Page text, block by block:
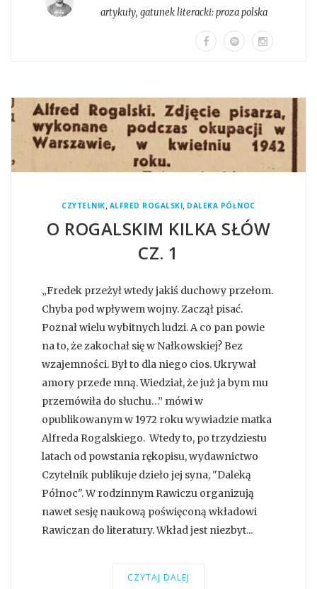
artykuły, gatunek literacki:proza polska
CZYTELNIK, ALFRED ROGALSKI, DALEKA PÓŁNOC
O ROGALSKIM KILKA SŁÓW
CZ. 1
„Fredek przeżył wtedy jakiś duchowy przełom.
Chyba pod wpływem wojny. Zaczął pisać.
Poznał wielu wybitnych ludzi. A co pan powie
na to, że zakochał się w Nałkowskiej? Bez
wzajemności. Był to dla niego cios. Ukrywał
amory przede mną. Wiedział, że już ja bym mu
przemówiła do słuchu…” mówi w
opublikowanym w 1972 roku wywiadzie matka
Alfreda Rogalskiego. Wtedy to, po trzydziestu
latach od powstania rękopisu, wydawnictwo
Czytelnik publikuje dzieło jej syna, "Daleką
Północ". W rodzinnym Rawiczu organizują
nawet sesję naukową poświęconą wkładowi
Rawiczan do literatury. Wkład jest niezbyt...
CZYTAJ DALEJ